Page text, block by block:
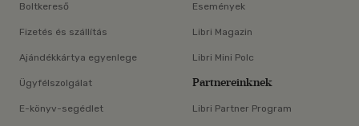
Boltkereső
Fizetés és szállítás
Ajándékkártya egyenlege
Ügyfélszolgálat
E-könyv-segédlet
Események
Libri Magazin
Libri Mini Polc
Partnereinknek
Libri Partner Program